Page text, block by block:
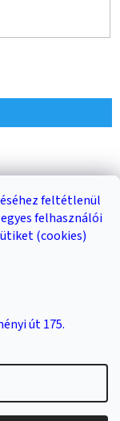
feltétlenül
felhasználói
(cookies)
út 175.